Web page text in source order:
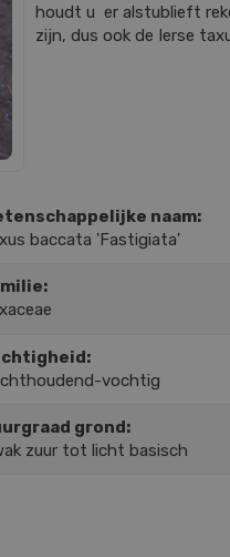
houdt u er alstublieft
zijn, dus ook de Ierse
naam:
baccata 'Fastigiata'
vochtig
grond:
zuur tot licht basisch